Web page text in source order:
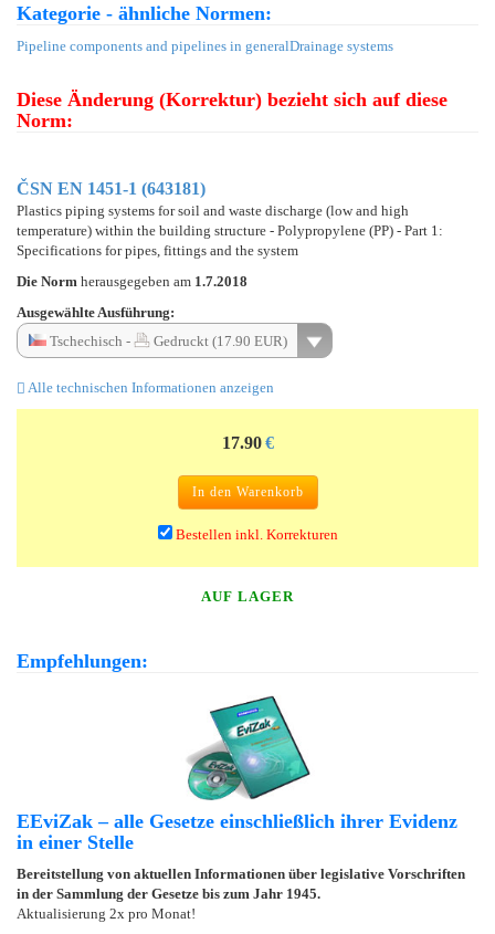
Kategorie - ähnliche Normen:
Pipeline components and pipelines in generalDrainage systems
Diese Änderung (Korrektur) bezieht sich auf diese
Norm:
ČSN EN 1451-1 (643181)
Plastics piping systems for soil and waste discharge (low and high
temperature) within the building structure - Polypropylene (PP) - Part 1:
Specifications for pipes, fittings and the system
Die Norm herausgegeben am 1.7.2018
Ausgewählte Ausführung:
Tschechisch -
Gedruckt (17.90 EUR)
Alle technischen Informationen anzeigen
17.90 €
In den Warenkorb
Bestellen inkl. Korrekturen
AUF LAGER
Empfehlungen:
EEviZak – alle Gesetze einschließlich ihrer Evidenz
in einer Stelle
Bereitstellung von aktuellen Informationen über legislative Vorschriften
in der Sammlung der Gesetze bis zum Jahr 1945.
Aktualisierung 2x pro Monat!